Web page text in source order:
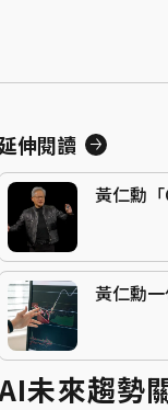
伸閱讀
黃仁勳
黃仁勳
未來趨勢